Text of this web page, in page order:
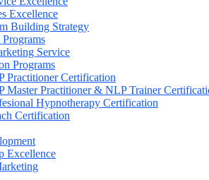
Excellence
Building Strategy
Service
Programs
Practitioner Certification
Master Practitioner & NLP Trainer
Hypnotherapy Certification
Certification
Excellence